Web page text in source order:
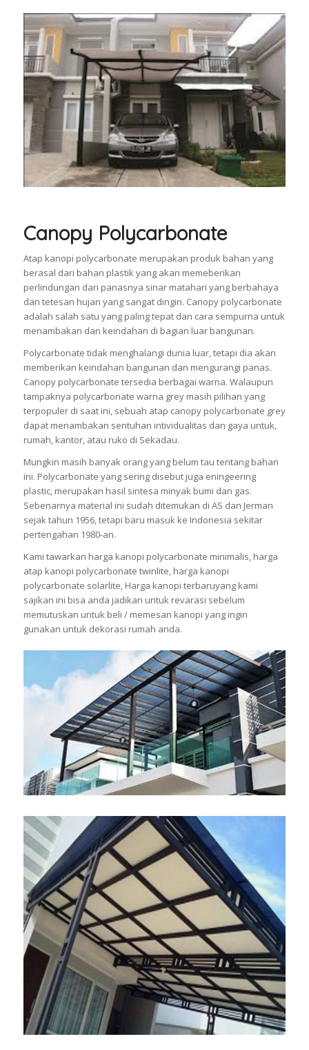
Canopy Polycarbonate
Atap kanopi polycarbonate merupakan produk bahan yang
berasal dari bahan plastik yang akan memeberikan
perlindungan dari panasnya sinar matahari yang berbahaya
dan tetesan hujan yang sangat dingin. Canopy polycarbonate
adalah salah satu yang paling tepat dan cara sempurna untuk
menambakan dan keindahan di bagian luar bangunan.
Polycarbonate tidak menghalangi dunia luar, tetapi dia akan
memberikan keindahan bangunan dan mengurangi panas.
Canopy polycarbonate tersedia berbagai warna. Walaupun
tampaknya polycarbonate warna grey masih pilihan yang
terpopuler di saat ini, sebuah atap canopy polycarbonate grey
dapat menambakan sentuhan intividualitas dan gaya untuk,
rumah, kantor, atau ruko di Sekadau.
Mungkin masih banyak orang yang belum tau tentang bahan
ini. Polycarbonate yang sering disebut juga eningeering
plastic, merupakan hasil sintesa minyak bumi dan gas.
Sebenarnya material ini sudah ditemukan di AS dan Jerman
sejak tahun 1956, tetapi baru masuk ke Indonesia sekitar
pertengahan 1980-an.
Kami tawarkan harga kanopi polycarbonate minimalis, harga
atap kanopi polycarbonate twinlite, harga kanopi
polycarbonate solarlite, Harga kanopi terbaruyang kami
sajikan ini bisa anda jadikan untuk revarasi sebelum
memutuskan untuk beli / memesan kanopi yang ingin
gunakan untuk dekorasi rumah anda.